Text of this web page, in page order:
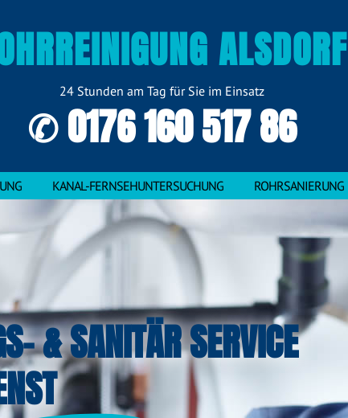
ALSDORF
24 Stunden am Tag für Sie im Einsatz
✆ 0176 160 517 86
KANAL-FERNSEHUNTERSUCHUNG ROHRSANIERUNG
& SANITÄR SERVICE